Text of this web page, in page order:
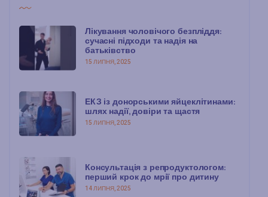
Лікування чоловічого безпліддя:
сучасні підходи та надія на
батьківство
15 ЛИПНЯ, 2025
ЕКЗ із донорськими яйцеклітинами:
шлях надії, довіри та щастя
15 ЛИПНЯ, 2025
Консультація з репродуктологом:
перший крок до мрії про дитину
14 ЛИПНЯ, 2025